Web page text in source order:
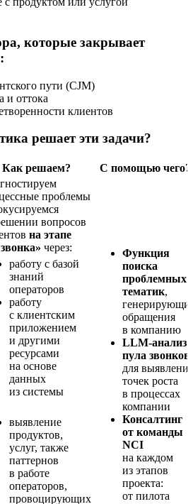
которые закрывает
пути (CJM)
и оттока
клиентов
решает эти задачи?
Как решаем? С помощью чего?
проблемы
вопросов
на этапе
через:
работу с базой
знаний
операторов
работу
с клиентским
приложением
и другими
ресурсами
на основе
данных
из системы
Функция
поиска
проблемных
тематик,
обращения
в компанию
LLM-анализ
пула звонков
для выявления
точек роста
в процессах
компании
Консалтинг
от команды
NCI
на каждом
из этапов
проекта:
от пилота
выявление
продуктов,
услуг, также
паттернов
в работе
операторов,
провоцирующих